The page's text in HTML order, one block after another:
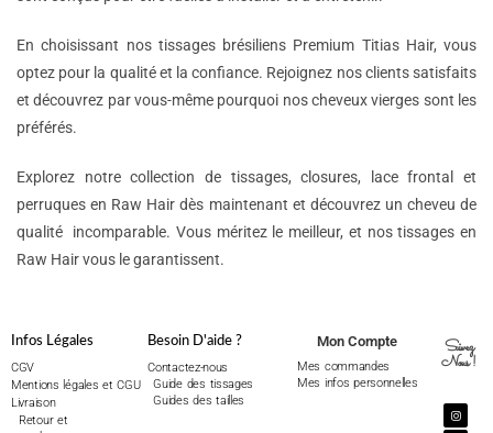
En choisissant nos tissages brésiliens Premium Titias Hair, vous
optez pour la qualité et la confiance. Rejoignez nos clients satisfaits
et découvrez par vous-même pourquoi nos cheveux vierges sont les
préférés.
Explorez notre collection de tissages, closures, lace frontal et
perruques en Raw Hair dès maintenant et découvrez un cheveu de
qualité incomparable. Vous méritez le meilleur, et nos tissages en
Raw Hair vous le garantissent.
Infos Légales
CGV
Mentions légales et CGU
Livraison
Retour et
Besoin D'aide ?
Contactez-nous
Guide des tissages
Guides des tailles
Mon Compte
Mes commandes
Mes infos personnelles
Suivez
Nous !